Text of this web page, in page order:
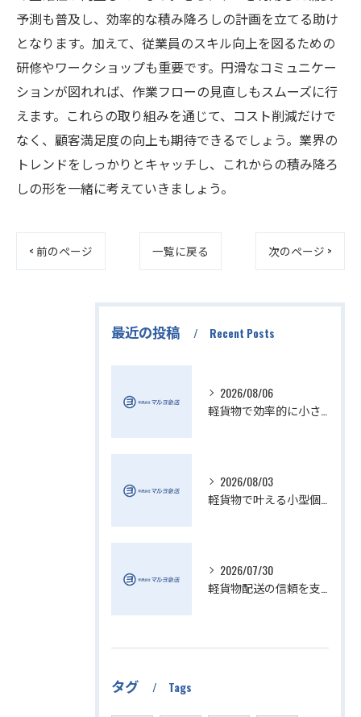
予測も普及し、効率的な積み降ろしの計画を立てる助け
となります。加えて、従業員のスキル向上を図るための
研修やワークショップも重要です。円滑なコミュニケー
ションが図れれば、作業フローの見直しもスムーズに行
えます。これらの取り組みを通じて、コスト削減だけで
なく、顧客満足度の向上も期待できるでしょう。業界の
トレンドをしっかりとキャッチし、これからの積み降ろ
しの形を一緒に考えていきましょう。
< 前のページ 一覧に戻る 次のページ >
最近の投稿 Recent Posts
2026/08/06
2026/08/03
2026/07/30
タグ Tags